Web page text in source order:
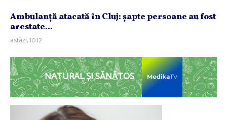
Ambulanţă atacată în Cluj: şapte persoane au fost
arestate...
astăzi, 10:12
NATURAL ȘI SĂNĂTOS